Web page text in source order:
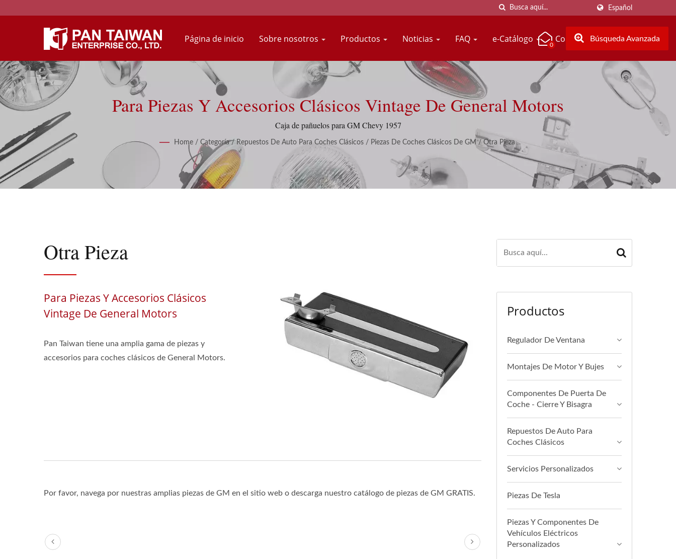
Español
Página de inicio Sobre nosotros Productos Noticias FAQ e-Catálogo Contáctenos
0
Búsqueda Avanzada
Para Piezas Y Accesorios Clásicos Vintage De General Motors
Caja de pañuelos para GM Chevy 1957
Home / Categoría / Repuestos De Auto Para Coches Clásicos / Piezas De Coches Clásicos De GM / Otra Pieza
Otra Pieza
Para Piezas Y Accesorios Clásicos
Vintage De General Motors
Pan Taiwan tiene una amplia gama de piezas y
accesorios para coches clásicos de General Motors.
Por favor, navega por nuestras amplias piezas de GM en el sitio web o descarga nuestro catálogo de piezas de GM GRATIS.
Productos
Regulador De Ventana
Montajes De Motor Y Bujes
Componentes De Puerta De
Coche - Cierre Y Bisagra
Repuestos De Auto Para
Coches Clásicos
Servicios Personalizados
Piezas De Tesla
Piezas Y Componentes De
Vehículos Eléctricos
Personalizados